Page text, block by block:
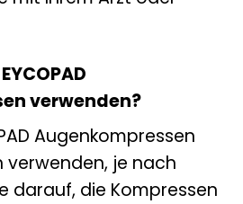
verwenden?
Augenkompressen
je nach
darauf, die Kompressen